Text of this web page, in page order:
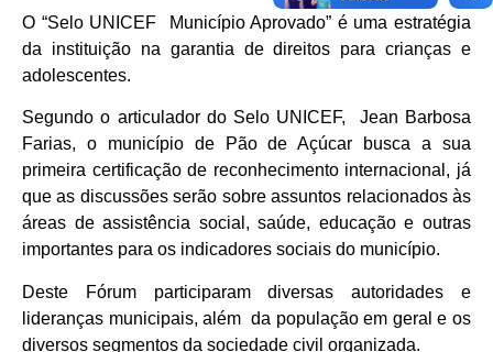
O “Selo UNICEF Município Aprovado” é uma estratégia
da instituição na garantia de direitos para crianças e
adolescentes.
Segundo o articulador do Selo UNICEF, Jean Barbosa
Farias, o município de Pão de Açúcar busca a sua
primeira certificação de reconhecimento internacional, já
que as discussões serão sobre assuntos relacionados às
áreas de assistência social, saúde, educação e outras
importantes para os indicadores sociais do município.
Deste Fórum participaram diversas autoridades e
lideranças municipais, além da população em geral e os
diversos segmentos da sociedade civil organizada.